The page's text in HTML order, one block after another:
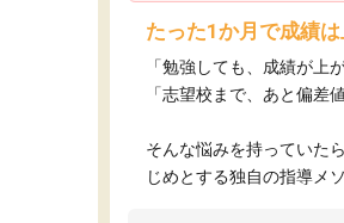
たった1か月で成績
「勉強しても、成績が上
「志望校まで、あと偏差
そんな悩みを持っていた
じめとする独自の指導メ